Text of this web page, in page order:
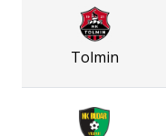
Tolmin